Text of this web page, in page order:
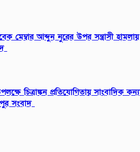
মেম্বার আব্দুন নুরের উপর সন্ত্রাসী হামলায়
চিত্রাঙ্কন প্রতিযোগিতায় সাংবাদিক
সংবাদ